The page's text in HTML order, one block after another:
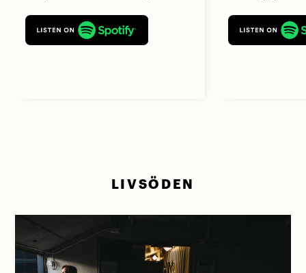
LIVSÖDEN